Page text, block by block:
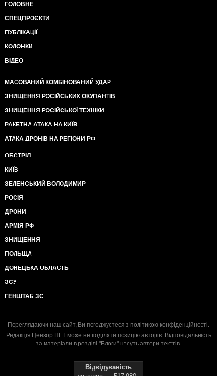
ГОЛОВНЕ
СПЕЦПРОЄКТИ
ПУБЛІКАЦІЇ
КОЛОНКИ
ВІДЕО
МАСОВАНИЙ КОМБІНОВАНИЙ УДАР
ЗНИЩЕННЯ РОСІЙСЬКИХ ОКУПАНТІВ
ЗНИЩЕННЯ РОСІЙСЬКОЇ ТЕХНІКИ
РАКЕТНА АТАКА НА КИЇВ
АТАКА ДРОНІВ НА РЕГІОНИ РФ
ОБСТРІЛ
КИЇВ
ЗЕЛЕНСЬКИЙ ВОЛОДИМИР
РОСІЯ
ДРОНИ
АРМІЯ РФ
ЗНИЩЕННЯ
ПОЛЬЩА
ДОНЕЦЬКА ОБЛАСТЬ
ЗСУ
ГЕНШТАБ ЗС
Переглядаючи наш сайт, Ви погоджуєтеся з політикою конфіденційності.
Редакція Цензор.НЕТ може не поділяти позицію авторів. Відповідальність
за матеріали в розділі "Блоги" несуть автори текстів.
Відвідуваність